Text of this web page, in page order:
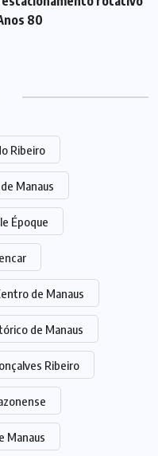
80
Ribeiro
Manaus
Époque
de Manaus
de Manaus
Ribeiro
Manaus